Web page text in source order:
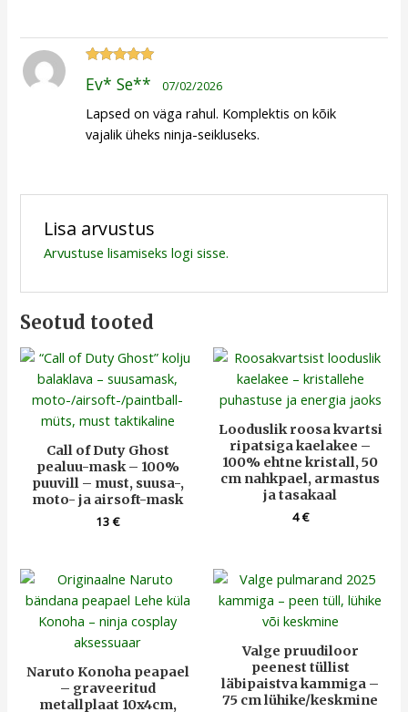
5/ 5
Ev* Se** 07/02/2026
Lapsed on väga rahul. Komplektis on kõik
vajalik üheks ninja-seikluseks.
Lisa arvustus
Arvustuse lisamiseks logi sisse.
Seotud tooted
Call of Duty Ghost
pealuu-mask – 100%
puuvill – must, suusa-,
moto- ja airsoft-mask
13€
Looduslik roosa kvartsi
ripatsiga kaelakee –
100% ehtne kristall, 50
cm nahkpael, armastus
ja tasakaal
4€
Naruto Konoha peapael
– graveeritud
metallplaat 10x4cm,
Valge pruudiloor
peenest tüllist
läbipaistva kammiga –
75 cm lühike/keskmine